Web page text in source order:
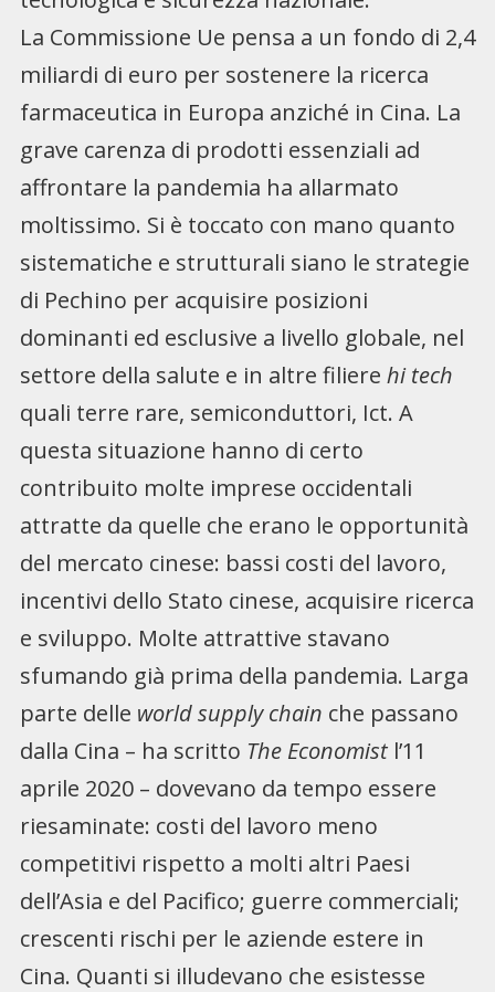
La Commissione Ue pensa a un fondo di 2,4
miliardi di euro per sostenere la ricerca
farmaceutica in Europa anziché in Cina. La
grave carenza di prodotti essenziali ad
affrontare la pandemia ha allarmato
moltissimo. Si è toccato con mano quanto
sistematiche e strutturali siano le strategie
di Pechino per acquisire posizioni
dominanti ed esclusive a livello globale, nel
settore della salute e in altre filiere hi tech
quali terre rare, semiconduttori, Ict. A
questa situazione hanno di certo
contribuito molte imprese occidentali
attratte da quelle che erano le opportunità
del mercato cinese: bassi costi del lavoro,
incentivi dello Stato cinese, acquisire ricerca
e sviluppo. Molte attrattive stavano
sfumando già prima della pandemia. Larga
parte delle world supply chain che passano
dalla Cina – ha scritto The Economistl’11
aprile 2020 – dovevano da tempo essere
riesaminate: costi del lavoro meno
competitivi rispetto a molti altri Paesi
dell’Asia e del Pacifico; guerre commerciali;
crescenti rischi per le aziende estere in
Cina. Quanti si illudevano che esistesse